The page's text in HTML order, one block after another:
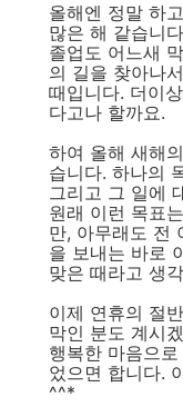
올해엔 정말 하
많은 해 같습니
졸업도 어느새
의 길을 찾아나
때입니다. 더이
다고나 할까요.
하여 올해 새해
습니다. 하나의
그리고 그 일에
원래 이런 목표
만, 아무래도 전
을 보내는 바로
맞은 때라고 생
이제 연휴의 절
막인 분도 계시
행복한 마음으
었으면 합니다.
^^*